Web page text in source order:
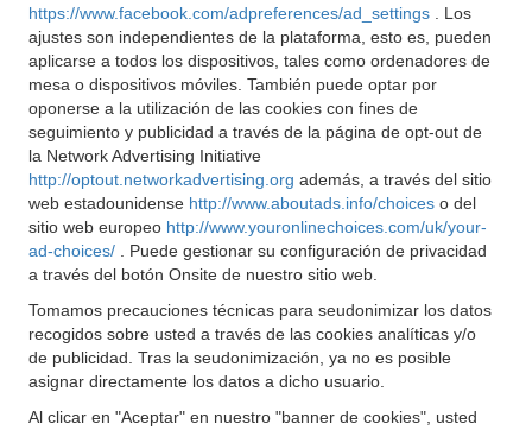
https://www.facebook.com/adpreferences/ad_settings
. Los
ajustes son independientes de la plataforma, esto es, pueden
aplicarse a todos los dispositivos, tales como ordenadores de
mesa o dispositivos móviles. También puede optar por
oponerse a la utilización de las cookies con fines de
seguimiento y publicidad a través de la página de opt-out de
la Network Advertising Initiative
http://optout.networkadvertising.org además, a través del sitio
web estadounidense http://www.aboutads.info/choices o del
sitio web europeo http://www.youronlinechoices.com/uk/your-
ad-choices/
. Puede gestionar su configuración de privacidad
a través del botón Onsite de nuestro sitio web.
Tomamos precauciones técnicas para seudonimizar los datos
recogidos sobre usted a través de las cookies analíticas y/o
de publicidad. Tras la seudonimización, ya no es posible
asignar directamente los datos a dicho usuario.
Al clicar en "Aceptar" en nuestro "banner de cookies", usted